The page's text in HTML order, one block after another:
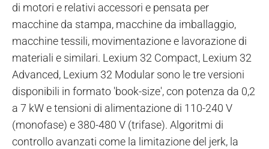
di motori e relativi accessori e pensata per
macchine da stampa, macchine da imballaggio,
macchine tessili, movimentazione e lavorazione di
materiali e similari. Lexium 32 Compact, Lexium 32
Advanced, Lexium 32 Modular sono le tre versioni
disponibili in formato 'book-size', con potenza da 0,2
a 7 kW e tensioni di alimentazione di 110-240 V
(monofase) e 380-480 V (trifase). Algoritmi di
controllo avanzati come la limitazione del jerk, la